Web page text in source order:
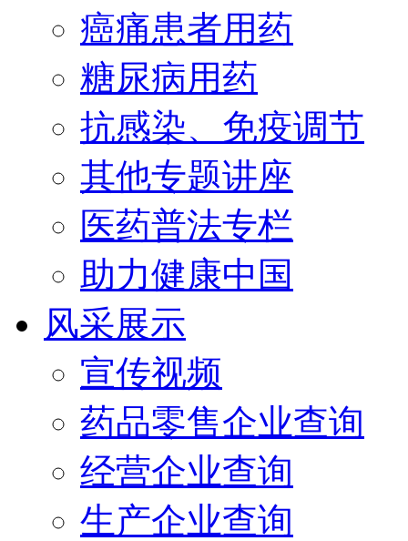
癌痛患者用药
糖尿病用药
抗感染、免疫调节
其他专题讲座
医药普法专栏
助力健康中国
风采展示
宣传视频
药品零售企业查询
经营企业查询
生产企业查询